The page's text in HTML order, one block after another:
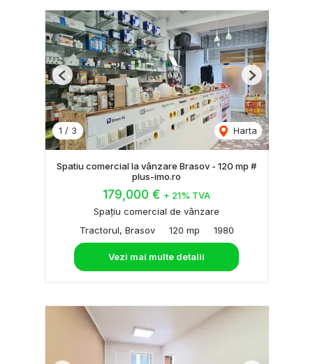
1 / 3 Harta
Previous Next
Spatiu comercial la vânzare Brasov - 120 mp #
plus-imo.ro
179,000 € + 21% TVA
Spațiu comercial de vânzare
Tractorul, Brasov
120 mp 1980
Vezi mai multe detalii